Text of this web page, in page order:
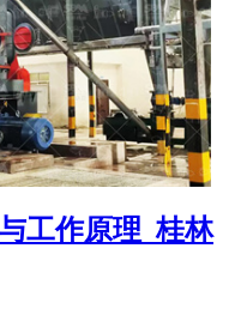
工作原理_桂林